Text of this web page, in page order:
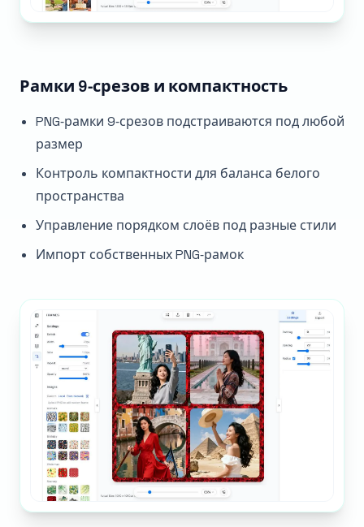
Рамки 9‑срезов и компактность
PNG‑рамки 9‑срезов подстраиваются под любой
размер
Контроль компактности для баланса белого
пространства
Управление порядком слоёв под разные стили
Импорт собственных PNG‑рамок